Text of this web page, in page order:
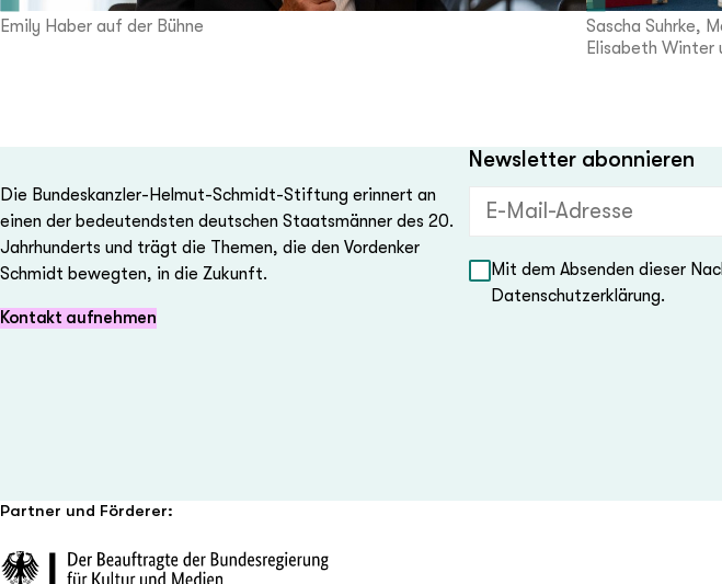
Emily Haber auf der Bühne
Sascha Suhrke,
Elisabeth Winter
Die Bundeskanzler-Helmut-Schmidt-Stiftung erinnert an
einen der bedeutendsten deutschen Staatsmänner des 20.
Jahrhunderts und trägt die Themen, die den Vordenker
Schmidt bewegten, in die Zukunft.
Kontakt aufnehmen
Newsletter abonnieren
E-Mail-Adresse
Mit dem Absenden dieser
Datenschutzerklärung.
Partner und Förderer: